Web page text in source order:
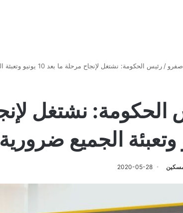
صفرو / رئيس الحكومة: نشتغل لإنجاح مرحلة ما بعد 10 يونيو وتعبئة الجميع ضرورية
وتعبئة الجميع ضرورية
2020-05-28